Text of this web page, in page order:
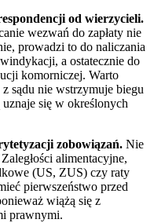
od wierzycieli.
wezwań do zapłaty nie
prowadzi to do naliczania
a ostatecznie do
komorniczej. Warto
sądu nie wstrzymuje biegu
się w określonych
zobowiązań. Nie
alimentacyjne,
(US, ZUS) czy raty
pierwszeństwo przed
wiążą się z
prawnymi.